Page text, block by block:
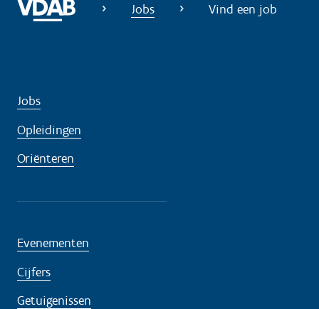
Jobs Vind een job
Jobs
Opleidingen
Oriënteren
Evenementen
Cijfers
Getuigenissen